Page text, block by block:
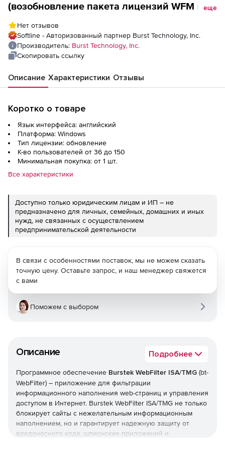
(возобновление пакета лицензий WFM на 3
еще
Нет отзывов
Softline - Авторизованный партнер Burst Technology, Inc.
Производитель: Burst Technology, Inc.
Скопировать ссылку
Описание Характеристики Отзывы
Коротко о товаре
Язык интерфейса: английский
Платформа: Windows
Тип лицензии: обновление
К-во пользователей от 36 до 150
Минимальная покупка: от 1 шт.
Все характеристики
Доступно только юридическим лицам и ИП – не
предназначено для личных, семейных, домашних и иных
нужд, не связанных с осуществлением
предпринимательской деятельности
Описание Подробнее
Программное обеспечение Burstek WebFilter ISA/TMG (bt-
WebFilter) – приложение для фильтрации
информационного наполнения web-страниц и управления
доступом в Интернет. Burstek WebFilter ISA/TMG не только
блокирует сайты с нежелательным информационным
наполнением, но и гарантирует надежную защиту от
вредоносного кода, шпионских приложений и
В связи с особенностями поставок, мы не можем сказать
точную цену. Оставьте запрос, и наш менеджер свяжется
с вами
Поможем с выбором